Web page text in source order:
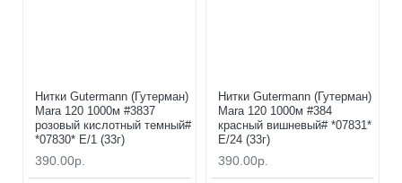
Нитки Gutermann (Гутерман)
Mara 120 1000м #3837
розовый кислотный темный#
*07830* E/1 (33г)
390.00р.
Нитки Gutermann (Гутерман)
Mara 120 1000м #384
красный вишневый# *07831*
E/24 (33г)
390.00р.